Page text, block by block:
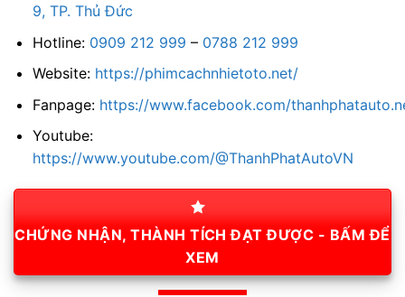
9, TP. Thủ Đức
Hotline: 0909 212 999 – 0788 212 999
Website: https://phimcachnhietoto.net/
Fanpage: https://www.facebook.com/
Youtube:
https://www.youtube.com/@ThanhPhatAutoVN
CHỨNG NHẬN, THÀNH TÍCH ĐẠT ĐƯỢC - BẤM ĐỂ
XEM